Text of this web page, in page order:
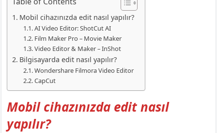
Mobil cihazınızda edit nasıl yapılır?
AI Video Editor: ShotCut AI
Film Maker Pro – Movie Maker
Video Editor & Maker – InShot
Bilgisayarda edit nasıl yapılır?
Wondershare Filmora Video Editor
CapCut
Mobil cihazınızda edit nasıl
yapılır?